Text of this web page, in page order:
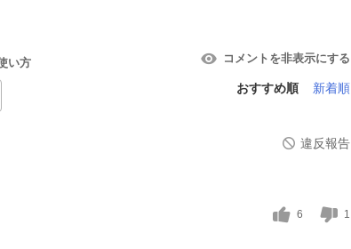
い方 コメントを非表示にする
おすすめ順 新着順
違反報告
6 1